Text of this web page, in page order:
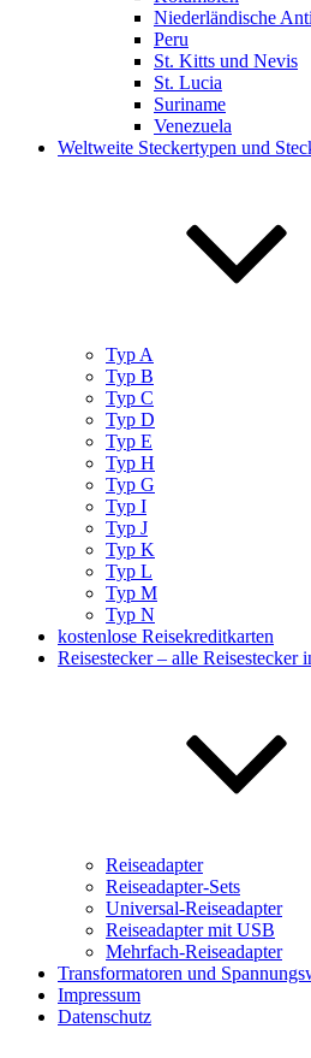
Niederländische
Peru
St. Kitts und Nevis
St. Lucia
Suriname
Venezuela
Weltweite Steckertypen und
Typ A
Typ B
Typ C
Typ D
Typ E
Typ H
Typ G
Typ I
Typ J
Typ K
Typ L
Typ M
Typ N
kostenlose Reisekreditkarten
Reisestecker – alle Reisestecker
Reiseadapter
Reiseadapter-Sets
Universal-Reiseadapter
Reiseadapter mit USB
Mehrfach-Reiseadapter
Transformatoren und
Impressum
Datenschutz